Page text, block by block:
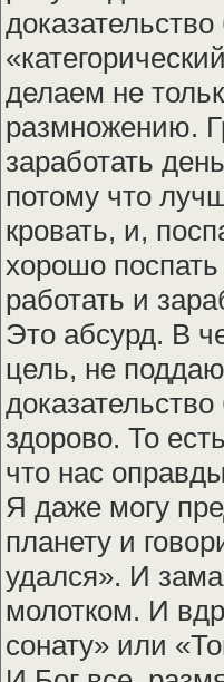
делаем не
размножению.
заработать
потому что
кровать, и,
хорошо
работать и
Это абсурд. В
цель, не
здорово. То
что нас
Я даже могу
планету и
удался». И
молотком. И
сонату» или